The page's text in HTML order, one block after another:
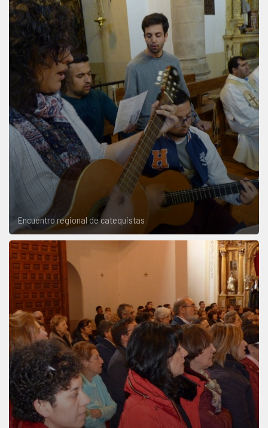
Encuentro regional de catequistas